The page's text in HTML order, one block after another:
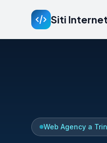
Siti Internet
Web Agency a